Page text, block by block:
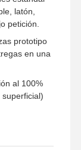
Noticias
latón,
petición.
prototipo
en una
al 100%